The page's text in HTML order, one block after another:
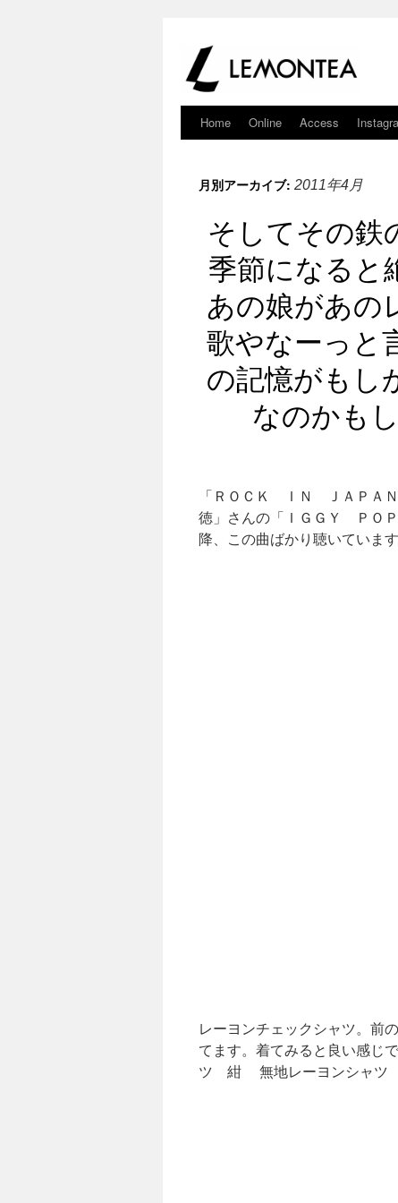
Home Online Access
月別アーカイブ: 2011年4月
そしてその
季節になる
あの娘があの
歌やなーっ
の記憶がもし
なのかも
「ＲＯＣＫ ＩＮ ＪＡＰＡ
徳」さんの「ＩＧＧＹ ＰＯ
降、この曲ばかり聴いていま
レーヨンチェックシャツ。前
てます。着てみると良い感じ
ツ 紺 無地レーヨンシャツ